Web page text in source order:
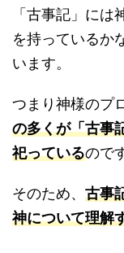
「古事記」に
を持っているか
います。
つまり神様のプ
の多くが「古事
祀っているので
そのため、 古事
神について理解